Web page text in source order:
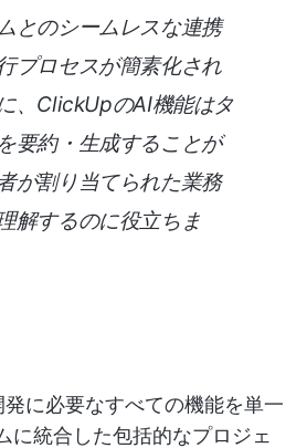
とのシームレスな連携
プロセスが簡素化され
、ClickUpのAI機能はタ
要約・生成することが
が割り当てられた業務
解するのに役立ちま
に必要なすべての機能を単一
に統合した包括的なプロジェ